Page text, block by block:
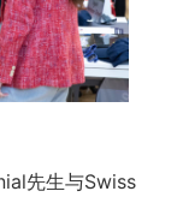
先生与Swiss